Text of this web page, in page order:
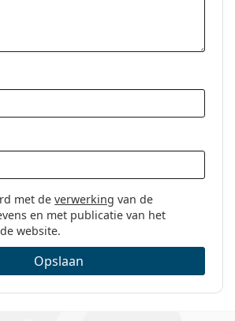
0MK4079U 3778 53
met deverwerking van de
en met publicatie van het
website.
Opslaan